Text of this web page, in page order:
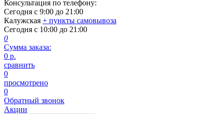
Консультация по телефону:
Сегодня с 9:00 до 21:00
Калужская + пункты самовывоза
Сегодня с 10:00 до 21:00
0
Сумма заказа:
0 р.
сравнить
0
просмотрено
0
Обратный звонок
Акции